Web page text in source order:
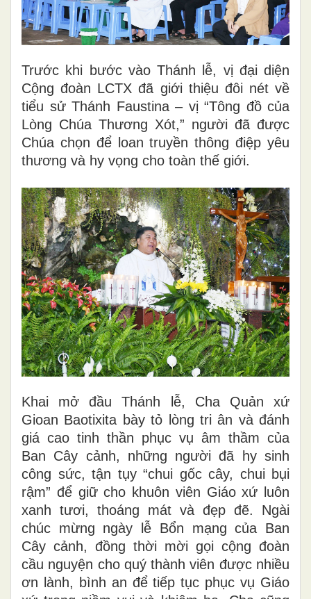
Trước khi bước vào Thánh lễ, vị đại diện
Cộng đoàn LCTX đã giới thiệu đôi nét về
tiểu sử Thánh Faustina – vị “Tông đồ của
Lòng Chúa Thương Xót,” người đã được
Chúa chọn để loan truyền thông điệp yêu
thương và hy vọng cho toàn thế giới.
Khai mở đầu Thánh lễ, Cha Quản xứ
Gioan Baotixita bày tỏ lòng tri ân và đánh
giá cao tinh thần phục vụ âm thầm của
Ban Cây cảnh, những người đã hy sinh
công sức, tận tụy “chui gốc cây, chui bụi
rậm” để giữ cho khuôn viên Giáo xứ luôn
xanh tươi, thoáng mát và đẹp đẽ. Ngài
chúc mừng ngày lễ Bổn mạng của Ban
Cây cảnh, đồng thời mời gọi cộng đoàn
cầu nguyện cho quý thành viên được nhiều
ơn lành, bình an để tiếp tục phục vụ Giáo